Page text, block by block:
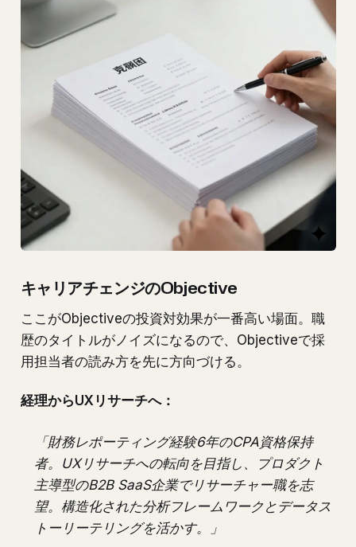
キャリアチェンジのObjective
ここがObjectiveの投資対効果が一番高い場面。職
歴のタイトルがノイズになるので、Objectiveで採
用担当者の読み方を先に方向づける。
経理からUXリサーチへ：
「財務レポーティング経験6年のCPA資格保持
者。UXリサーチへの転向を目指し、プロダクト
主導型のB2B SaaS企業でリサーチャー職を志
望。構造化された分析フレームワークとデータス
トーリーテリングを活かす。」